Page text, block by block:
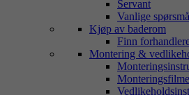
Servant
Vanlige
Kjøp av baderom
Finn
Montering &